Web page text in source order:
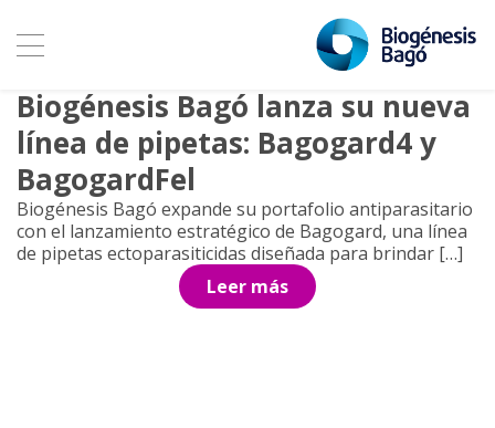
Archivo de etiquetas:
mosquitos
Biogénesis Bagó lanza su nueva
línea de pipetas: Bagogard4 y
BagogardFel
Biogénesis Bagó expande su portafolio antiparasitario
con el lanzamiento estratégico de Bagogard, una línea
de pipetas ectoparasiticidas diseñada para brindar […]
Leer más